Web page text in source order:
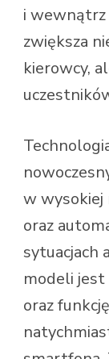
i wewnątrz
zwiększa
kierowcy,
w wysokiej
oraz
sytuacjach
modeli jest
oraz